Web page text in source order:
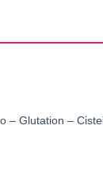
– Glutation –